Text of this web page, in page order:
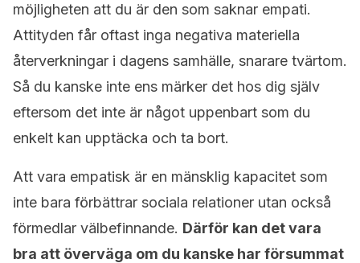
möjligheten att du är den som saknar empati.
Attityden får oftast inga negativa materiella
återverkningar i dagens samhälle, snarare tvärtom.
Så du kanske inte ens märker det hos dig själv
eftersom det inte är något uppenbart som du
enkelt kan upptäcka och ta bort.
Att vara empatisk är en mänsklig kapacitet som
inte bara förbättrar sociala relationer utan också
förmedlar välbefinnande. Därför kan det vara
bra att överväga om du kanske har försummat